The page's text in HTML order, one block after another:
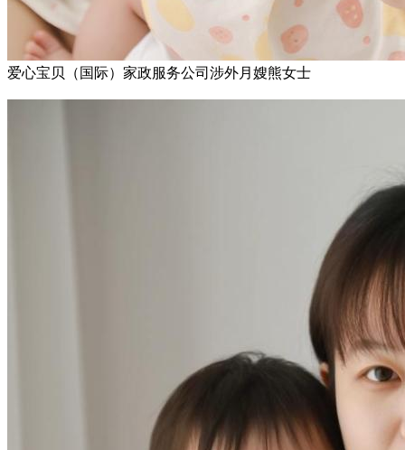
爱心宝贝（国际）家政服务公司涉外月嫂熊女士